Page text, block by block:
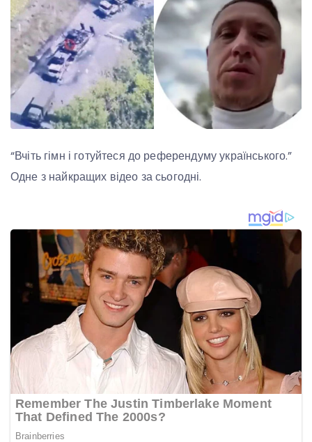
“Вчіть гімн і готуйтеся до референдуму українського.”
Одне з найкращих відео за сьогодні.